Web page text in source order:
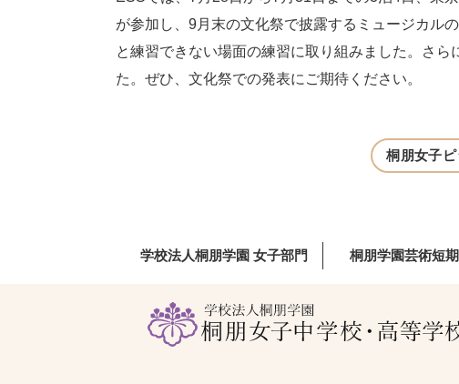
が参加し、9月末の文化祭で披露するミュージカル
と練習できない場面の練習に取り組みました。さ
た。ぜひ、文化祭での発表にご期待ください。
桐朋女子
学校法人桐朋学園 女子部門 桐朋学園芸術短